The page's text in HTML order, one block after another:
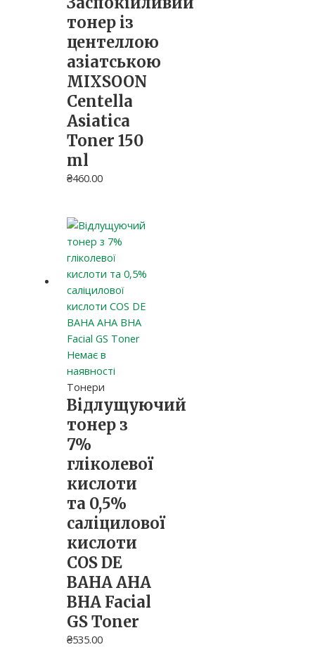
тонер із
центеллою
азіатською
MIXSOON
Centella
Asiatica
Toner 150
ml
₴460.00
Немає в
наявності
Тонери
Відлущуючий
тонер з
7%
гліколевої
кислоти
та 0,5%
саліцилової
кислоти
COS DE
BAHA AHA
BHA Facial
GS Toner
₴535.00